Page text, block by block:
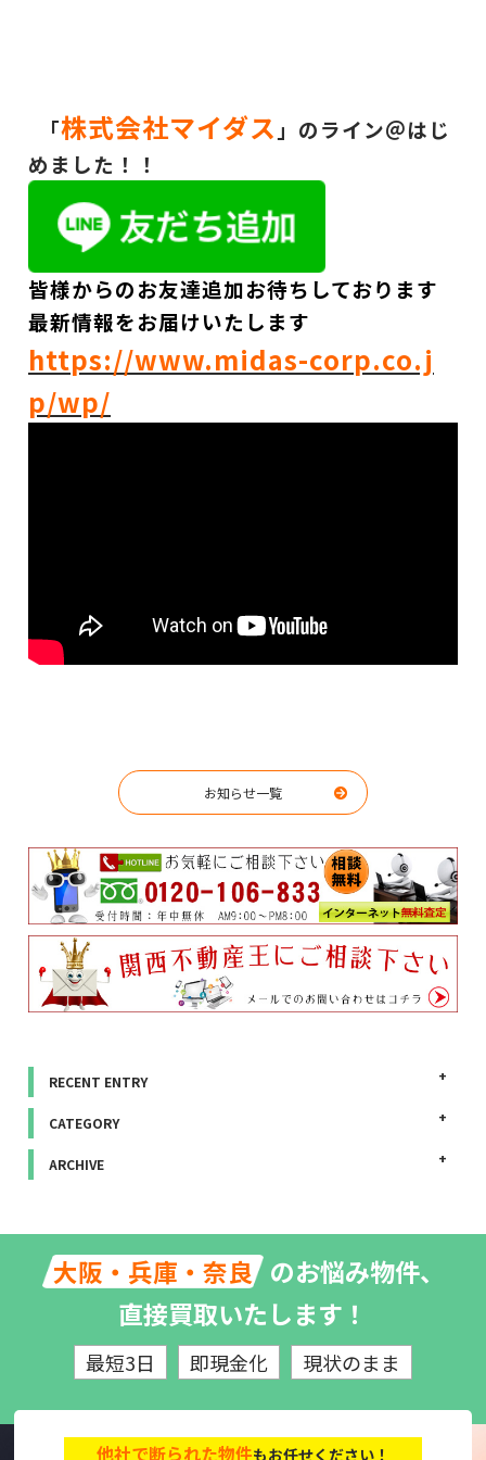
「株式会社マイダス 」のライン＠はじ
めました！！
皆様からのお友達追加お待ちしております
最新情報をお届けいたします
https://www.midas-corp.co.j
p/wp/
お知らせ一覧
RECENT ENTRY
CATEGORY
ARCHIVE
大阪・兵庫・奈良 のお悩み物件、
直接買取いたします！
最短3日 即現金化 現状のまま
他社で断られた物件もお任せください！